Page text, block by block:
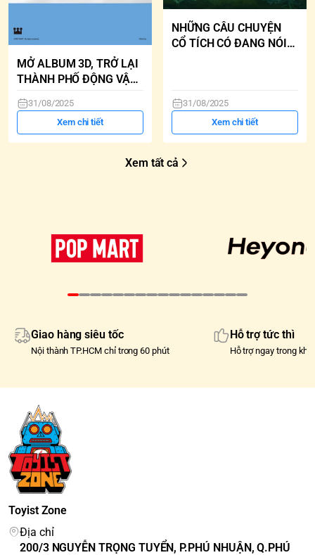
MỞ ALBUM 3D, TRỞ LẠI
THÀNH PHỐ ĐỘNG VẬT
31/08/2025
Xem chi tiết
NHỮNG CÂU CHUYỆN
CỔ TÍCH CÓ ĐANG NÓI
31/08/2025
Xem chi tiết
Xem tất cả
Giao hàng siêu tốc
Nội thành TP.HCM chỉ trong 60 phút
Hỗ trợ tức thì
Hỗ trợ ngay trong
Toyist Zone
Địa chỉ
200/3 NGUYỄN TRỌNG TUYỂN, P.PHÚ NHUẬN, Q.PHÚ